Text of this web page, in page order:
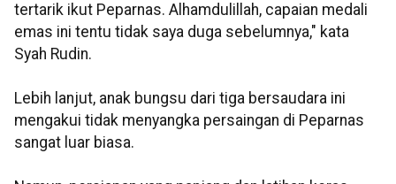
tertarik ikut Peparnas. Alhamdulillah, capaian medali
emas ini tentu tidak saya duga sebelumnya," kata
Syah Rudin.
Lebih lanjut, anak bungsu dari tiga bersaudara ini
mengakui tidak menyangka persaingan di Peparnas
sangat luar biasa.